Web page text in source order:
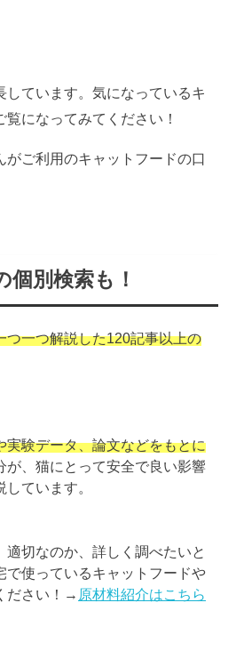
ています。気になっているキ
になってみてください！
ご利用のキャットフードの口
別検索も！
つ一つ解説した120記事以上の
実験データ、論文などをもとに
が、猫にとって安全で良い影響
ています。
切なのか、詳しく調べたいと
で使っているキャットフードや
ださい！→ 原材料紹介はこちら